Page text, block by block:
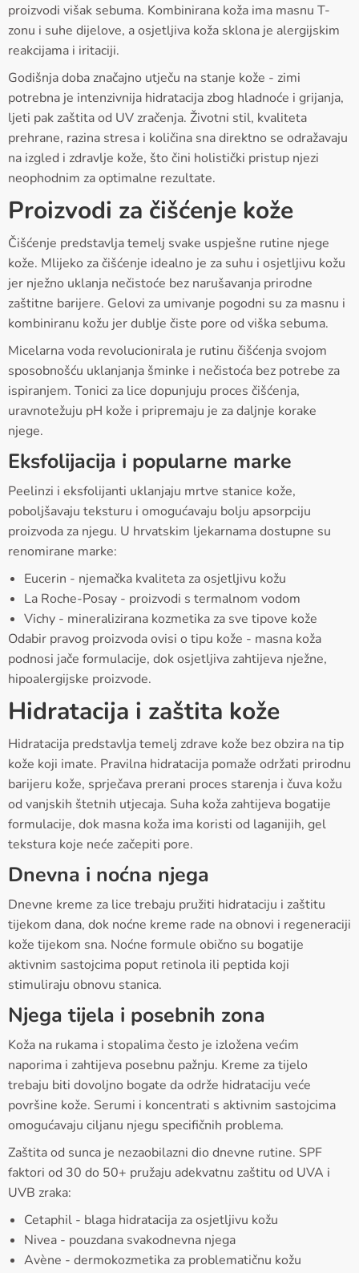
proizvodi višak sebuma. Kombinirana koža ima masnu T-
zonu i suhe dijelove, a osjetljiva koža sklona je alergijskim
reakcijama i iritaciji.
Godišnja doba značajno utječu na stanje kože - zimi
potrebna je intenzivnija hidratacija zbog hladnoće i grijanja,
ljeti pak zaštita od UV zračenja. Životni stil, kvaliteta
prehrane, razina stresa i količina sna direktno se odražavaju
na izgled i zdravlje kože, što čini holistički pristup njezi
neophodnim za optimalne rezultate.
Proizvodi za čišćenje kože
Čišćenje predstavlja temelj svake uspješne rutine njege
kože. Mlijeko za čišćenje idealno je za suhu i osjetljivu kožu
jer nježno uklanja nečistoće bez narušavanja prirodne
zaštitne barijere. Gelovi za umivanje pogodni su za masnu i
kombiniranu kožu jer dublje čiste pore od viška sebuma.
Micelarna voda revolucionirala je rutinu čišćenja svojom
sposobnošću uklanjanja šminke i nečistoća bez potrebe za
ispiranjem. Tonici za lice dopunjuju proces čišćenja,
uravnotežuju pH kože i pripremaju je za daljnje korake
njege.
Eksfolijacija i popularne marke
Peelinzi i eksfolijanti uklanjaju mrtve stanice kože,
poboljšavaju teksturu i omogućavaju bolju apsorpciju
proizvoda za njegu. U hrvatskim ljekarnama dostupne su
renomirane marke:
Eucerin - njemačka kvaliteta za osjetljivu kožu
La Roche-Posay - proizvodi s termalnom vodom
Vichy - mineralizirana kozmetika za sve tipove kože
Odabir pravog proizvoda ovisi o tipu kože - masna koža
podnosi jače formulacije, dok osjetljiva zahtijeva nježne,
hipoalergijske proizvode.
Hidratacija i zaštita kože
Hidratacija predstavlja temelj zdrave kože bez obzira na tip
kože koji imate. Pravilna hidratacija pomaže održati prirodnu
barijeru kože, sprječava prerani proces starenja i čuva kožu
od vanjskih štetnih utjecaja. Suha koža zahtijeva bogatije
formulacije, dok masna koža ima koristi od laganijih, gel
tekstura koje neće začepiti pore.
Dnevna i noćna njega
Dnevne kreme za lice trebaju pružiti hidrataciju i zaštitu
tijekom dana, dok noćne kreme rade na obnovi i regeneraciji
kože tijekom sna. Noćne formule obično su bogatije
aktivnim sastojcima poput retinola ili peptida koji
stimuliraju obnovu stanica.
Njega tijela i posebnih zona
Koža na rukama i stopalima često je izložena većim
naporima i zahtijeva posebnu pažnju. Kreme za tijelo
trebaju biti dovoljno bogate da održe hidrataciju veće
površine kože. Serumi i koncentrati s aktivnim sastojcima
omogućavaju ciljanu njegu specifičnih problema.
Zaštita od sunca je nezaobilazni dio dnevne rutine. SPF
faktori od 30 do 50+ pružaju adekvatnu zaštitu od UVA i
UVB zraka:
Cetaphil - blaga hidratacija za osjetljivu kožu
Nivea - pouzdana svakodnevna njega
Avène - dermokozmetika za problematičnu kožu